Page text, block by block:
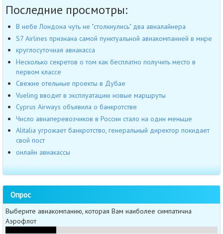
Последние просмотры:
В небе Лондона чуть не "столкнулись" два авиалайнера
S7 Airlines признана самой пунктуальной авиакомпанией в мире
круглосуточная авиакасса
Несколько секретов о том как бесплатно получить место в
первом классе
Свежие отельные проекты в Дубае
Vueling вводит в эксплуатацию новые маршруты
Cyprus Airways объявила о банкротстве
Число авиаперевозчиков в России стало на один меньше
Alitalia угрожает банкротство, генеральный директор покидает
свой пост
онлайн авиакассы
Опрос
Выберите авиакомпанию, которая Вам наиболее симпатична
Аэрофлот